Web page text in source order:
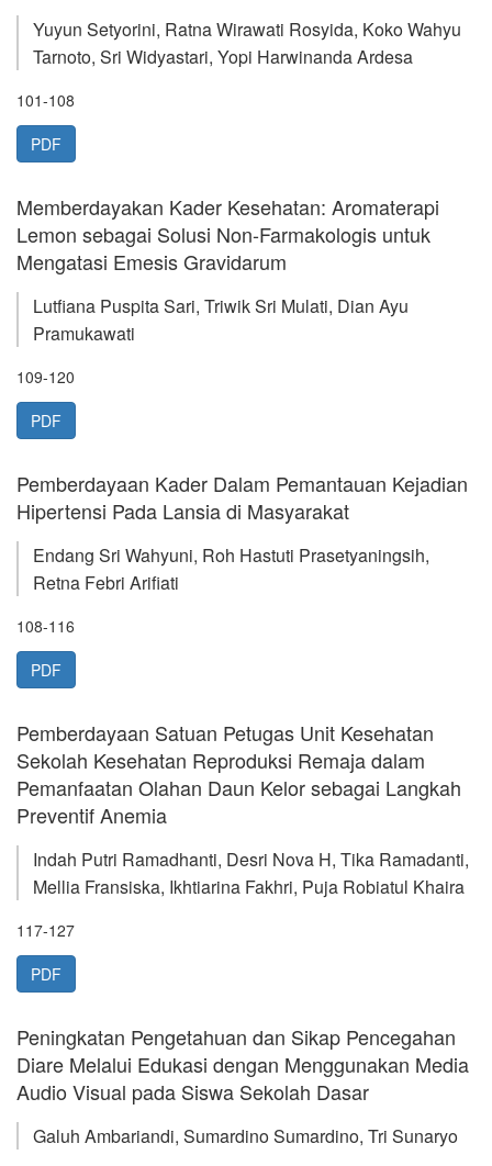
Yuyun Setyorini, Ratna Wirawati Rosyida, Koko Wahyu
Tarnoto, Sri Widyastari, Yopi Harwinanda Ardesa
101-108
PDF
Memberdayakan Kader Kesehatan: Aromaterapi
Lemon sebagai Solusi Non-Farmakologis untuk
Mengatasi Emesis Gravidarum
Lutfiana Puspita Sari, Triwik Sri Mulati, Dian Ayu
Pramukawati
109-120
PDF
Pemberdayaan Kader Dalam Pemantauan Kejadian
Hipertensi Pada Lansia di Masyarakat
Endang Sri Wahyuni, Roh Hastuti Prasetyaningsih,
Retna Febri Arifiati
108-116
PDF
Pemberdayaan Satuan Petugas Unit Kesehatan
Sekolah Kesehatan Reproduksi Remaja dalam
Pemanfaatan Olahan Daun Kelor sebagai Langkah
Preventif Anemia
Indah Putri Ramadhanti, Desri Nova H, Tika Ramadanti,
Mellia Fransiska, Ikhtiarina Fakhri, Puja Robiatul Khaira
117-127
PDF
Peningkatan Pengetahuan dan Sikap Pencegahan
Diare Melalui Edukasi dengan Menggunakan Media
Audio Visual pada Siswa Sekolah Dasar
Galuh Ambariandi, Sumardino Sumardino, Tri Sunaryo